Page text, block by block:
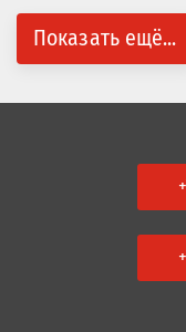
Показать ещё...